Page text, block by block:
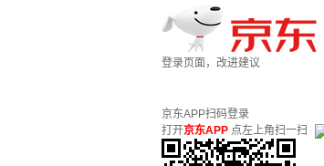
登录页面，改进建议
京东APP扫码登录
打开京东APP 点左上角扫一扫